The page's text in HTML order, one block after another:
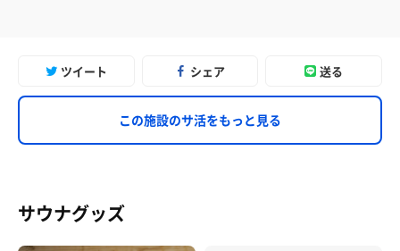
ツイート シェア 送る
この施設のサ活をもっと見る
サウナグッズ